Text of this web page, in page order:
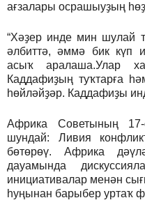
ағзалары осрашыуҙың
“Хәҙер инде мин шулай
әлбиттә, әммә бик күп
асыҡ аралаша.Улар
Каддафиҙың туҡтарға
һөйләйҙәр. Каддафиҙы
Африка Советының
шундай: Ливия
бөтөрөү. Африка
дауамында
инициативалар менән
һуңынан барыбер уртаҡ